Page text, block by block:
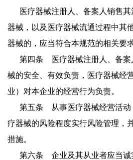
医疗器械注册人、备案人销售
器械，以及医疗器械流通过程中其
器械的，应当符合本规范的相关要求
第四条 医疗器械注册人、备案
械的安全、有效负责，医疗器械经
业）对本企业的经营行为负责。
第五条 从事医疗器械经营活动
疗器械的风险程度实行风险管理，
措施。
第六条 企业及其从业者应当诚